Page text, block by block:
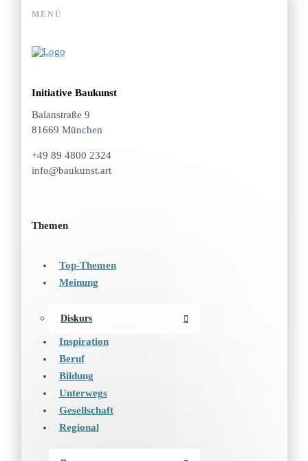
MENÜ
Initiative Baukunst
Balanstraße 9
81669 München
+49 89 4800 2324
info@baukunst.art
Themen
Top-Themen
Meinung
Diskurs
Inspiration
Beruf
Bildung
Unterwegs
Gesellschaft
Regional